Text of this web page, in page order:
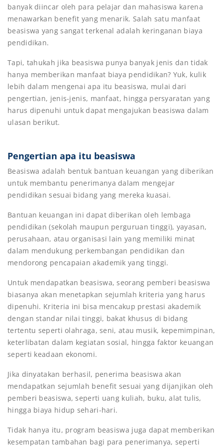
banyak diincar oleh para pelajar dan mahasiswa karena
menawarkan benefit yang menarik. Salah satu manfaat
beasiswa yang sangat terkenal adalah keringanan biaya
pendidikan.
Tapi, tahukah jika beasiswa punya banyak jenis dan tidak
hanya memberikan manfaat biaya pendidikan? Yuk, kulik
lebih dalam mengenai apa itu beasiswa, mulai dari
pengertian, jenis-jenis, manfaat, hingga persyaratan yang
harus dipenuhi untuk dapat mengajukan beasiswa dalam
ulasan berikut.
Pengertian apa itu beasiswa
Beasiswa adalah bentuk bantuan keuangan yang diberikan
untuk membantu penerimanya dalam mengejar
pendidikan sesuai bidang yang mereka kuasai.
Bantuan keuangan ini dapat diberikan oleh lembaga
pendidikan (sekolah maupun perguruan tinggi), yayasan,
perusahaan, atau organisasi lain yang memiliki minat
dalam mendukung perkembangan pendidikan dan
mendorong pencapaian akademik yang tinggi.
Untuk mendapatkan beasiswa, seorang pemberi beasiswa
biasanya akan menetapkan sejumlah kriteria yang harus
dipenuhi. Kriteria ini bisa mencakup prestasi akademik
dengan standar nilai tinggi, bakat khusus di bidang
tertentu seperti olahraga, seni, atau musik, kepemimpinan,
keterlibatan dalam kegiatan sosial, hingga faktor keuangan
seperti keadaan ekonomi.
Jika dinyatakan berhasil, penerima beasiswa akan
mendapatkan sejumlah benefit sesuai yang dijanjikan oleh
pemberi beasiswa, seperti uang kuliah, buku, alat tulis,
hingga biaya hidup sehari-hari.
Tidak hanya itu, program beasiswa juga dapat memberikan
kesempatan tambahan bagi para penerimanya, seperti